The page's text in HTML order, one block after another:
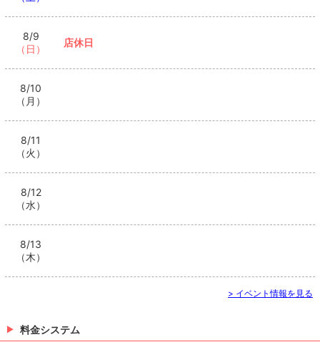
8/9
（日）
店休日
8/10
（月）
8/11
（火）
8/12
（水）
8/13
（木）
> イベント情報を見る
料金システム